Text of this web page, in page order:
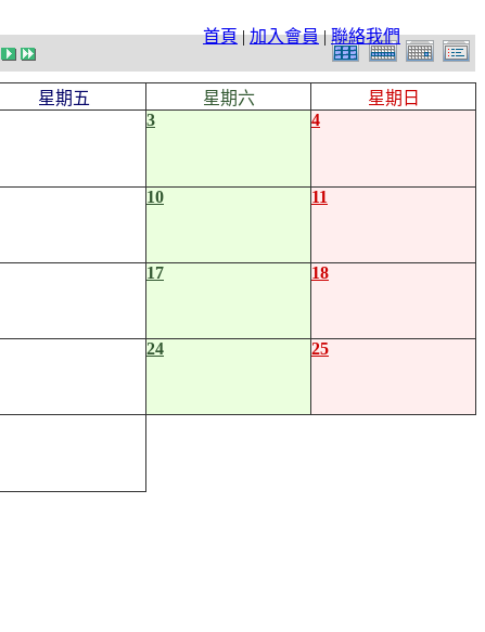
首頁|加入會員|聯絡我們
星期五 星期六
星期日
3 4
10 11
17 18
24 25